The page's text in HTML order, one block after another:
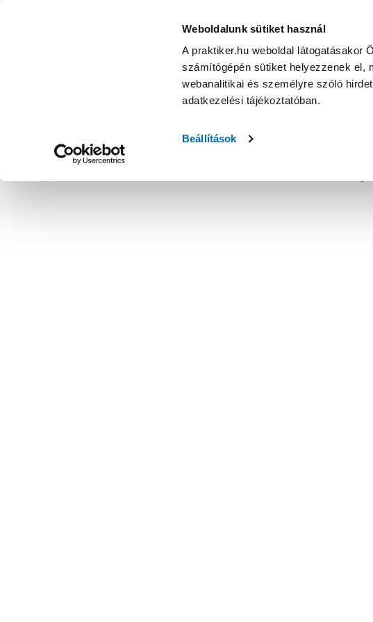
Weboldalunk sütiket használ
A praktiker.hu weboldal látogatásakor
számítógépén sütiket helyezzenek el,
webanalitikai és személyre szóló
adatkezelési tájékoztatóban.
Beállítások